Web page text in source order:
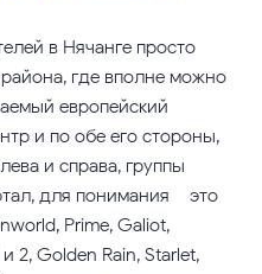
в Нячанге просто
где вполне можно
европейский
и по обе его стороны,
и справа, группы
для понимания – это
Prime, Galiot,
2, Golden Rain, Starlet,